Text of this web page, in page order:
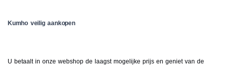
Kumho veilig aankopen
U betaalt in onze webshop de laagst mogelijke prijs en geniet van de